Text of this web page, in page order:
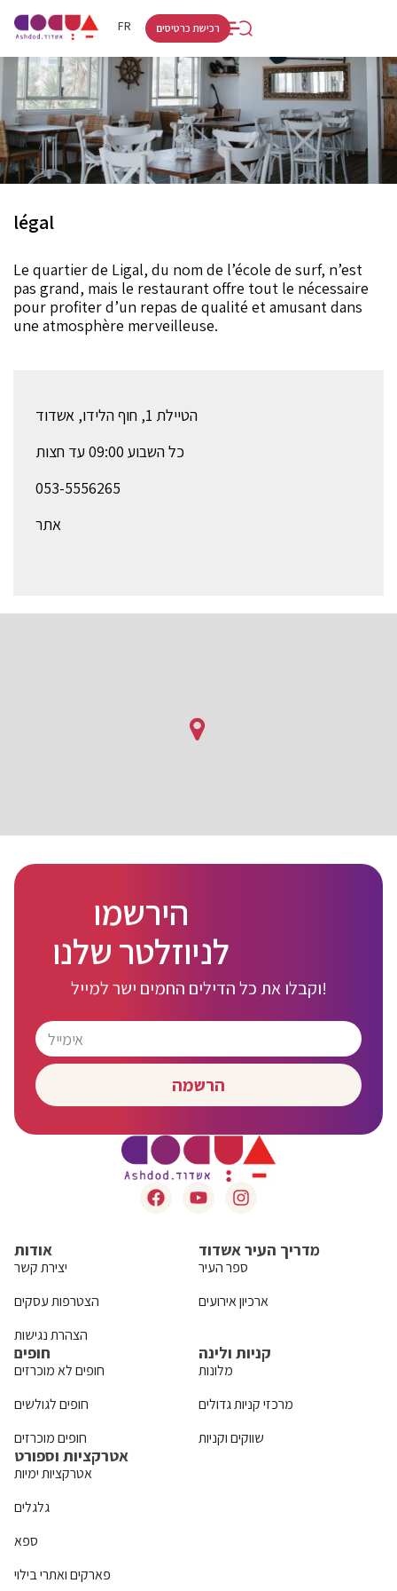
FR
HE
רכישת כרטיסים
légal
Le quartier de Ligal, du nom de l’école de surf, n’est
pas grand, mais le restaurant offre tout le nécessaire
pour profiter d’un repas de qualité et amusant dans
une atmosphère merveilleuse.
הטיילת 1, חוף הלידו, אשדוד
כל השבוע 09:00 עד חצות
053-5556265
אתר
הירשמו
לניוזלטר שלנו
וקבלו את כל הדילים החמים ישר למייל!
הרשמה
אודות
יצירת קשר
הצטרפות עסקים
הצהרת נגישות
מדריך העיר אשדוד
ספר העיר
ארכיון אירועים
חופים
חופים לא מוכרזים
חופים לגולשים
חופים מוכרזים
קניות ולינה
מלונות
מרכזי קניות גדולים
שווקים וקניות
אטרקציות וספורט
אטרקציות ימיות
גלגלים
ספא
פארקים ואתרי בילוי